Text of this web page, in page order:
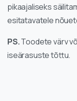
pikaajaliseks
esitatavatele
PS.Toodete värv
iseärasuste tõttu.